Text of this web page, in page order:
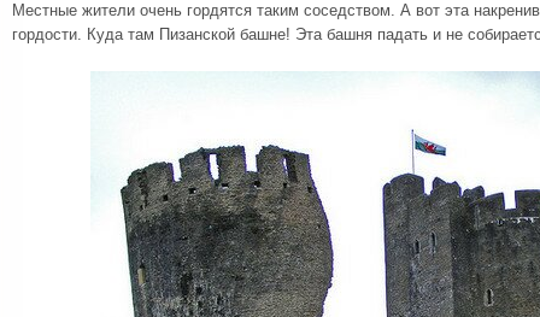
Местные жители очень гордятся таким соседством. А вот эта
гордости. Куда там Пизанской башне! Эта башня падать и не